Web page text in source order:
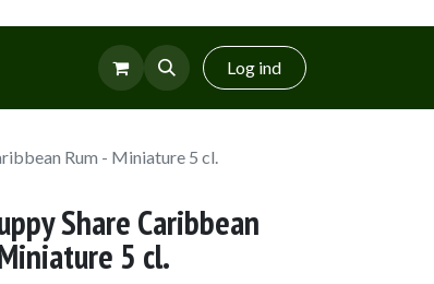
Log ind
Rum - Miniature 5 cl.
Share Caribbean
5 cl.